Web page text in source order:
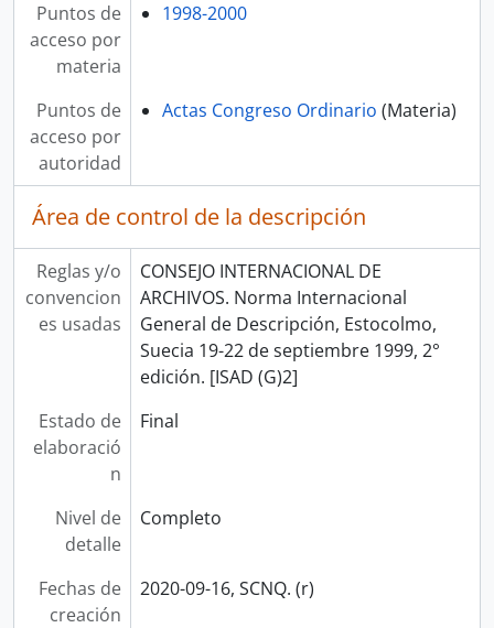
Puntos de
acceso por
materia
1998-2000
Puntos de
acceso por
autoridad
Actas Congreso Ordinario (Materia)
Área de control de la descripción
Reglas y/o
convencion
es usadas
CONSEJO INTERNACIONAL DE
ARCHIVOS. Norma Internacional
General de Descripción, Estocolmo,
Suecia 19-22 de septiembre 1999, 2°
edición. [ISAD (G)2]
Estado de
elaboració
n
Final
Nivel de
detalle
Completo
Fechas de
creación
2020-09-16, SCNQ. (r)